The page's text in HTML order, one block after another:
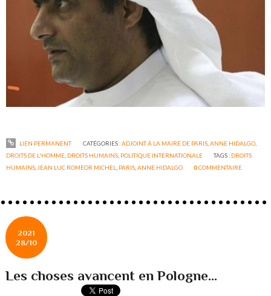
LIEN PERMANENT CATÉGORIES :ADJOINT À LA MAIRE DE PARIS,ANNE HIDALGO,
DROITS DE L'HOMME, DROITS HUMAINS, POLITIQUE INTERNATIONALE TAGS : DROITS
HUMAINS,JEAN LUC ROMEOR MICHEL, PARIS,ANNE HIDALGO 0COMMENTAIRE
2021
28/10
Les choses avancent en Pologne...